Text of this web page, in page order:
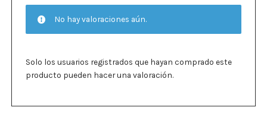
No hay valoraciones aún.
Solo los usuarios registrados que hayan comprado este
producto pueden hacer una valoración.